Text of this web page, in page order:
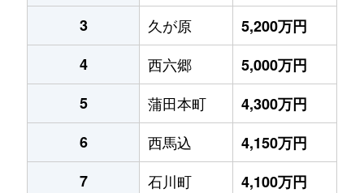
3
久が原
5,200万円
4
西六郷
5,000万円
5
蒲田本町
4,300万円
6
西馬込
4,150万円
7
石川町
4,100万円